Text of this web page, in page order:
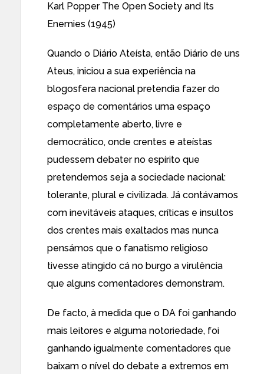
Karl Popper The Open Society and Its
Enemies (1945)
Quando o Diário Ateísta, então Diário de uns
Ateus, iniciou a sua experiência na
blogosfera nacional pretendia fazer do
espaço de comentários uma espaço
completamente aberto, livre e
democrático, onde crentes e ateístas
pudessem debater no espírito que
pretendemos seja a sociedade nacional:
tolerante, plural e civilizada. Já contávamos
com inevitáveis ataques, críticas e insultos
dos crentes mais exaltados mas nunca
pensámos que o fanatismo religioso
tivesse atingido cá no burgo a virulência
que alguns comentadores demonstram.
De facto, à medida que o DA foi ganhando
mais leitores e alguma notoriedade, foi
ganhando igualmente comentadores que
baixam o nível do debate a extremos em